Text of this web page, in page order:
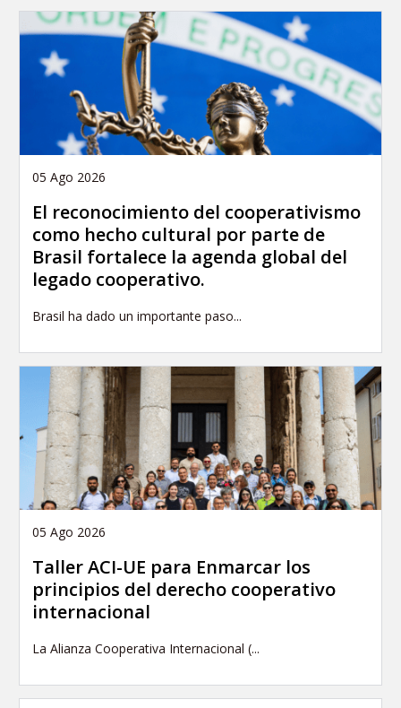
05 Ago 2026
El reconocimiento del cooperativismo
como hecho cultural por parte de
Brasil fortalece la agenda global del
legado cooperativo.
Brasil ha dado un importante paso...
05 Ago 2026
Taller ACI-UE para Enmarcar los
principios del derecho cooperativo
internacional
La Alianza Cooperativa Internacional (...